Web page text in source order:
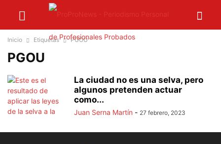
Inicio Etiquetas PGOU
PGOU
La ciudad no es una selva, pero
algunos pretenden actuar
como...
Juan Serna Martín - 27 febrero, 2023